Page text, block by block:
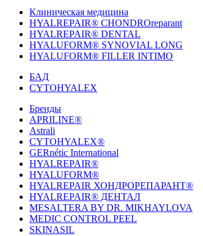
Клиническая медицина
HYALREPAIR® CHONDROreparant
HYALREPAIR® DENTAL
HYALUFORM® SYNOVIAL LONG
HYALUFORM® FILLER INTIMO
БАД
CYTOHYALEX
Бренды
APRILINE®
Astrali
CYTOHYALEX®
GERnétic International
HYALREPAIR®
HYALUFORM®
HYALREPAIR ХОНДРОРЕПАРАНТ®
HYALREPAIR® ДЕНТАЛ
MESALTERA BY DR. MIKHAYLOVA
MEDIC CONTROL PEEL
SKINASIL